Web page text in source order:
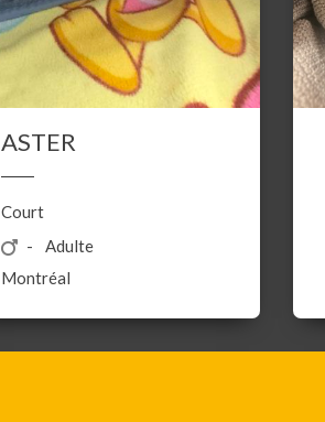
ASTER
Court
Adulte
Montréal